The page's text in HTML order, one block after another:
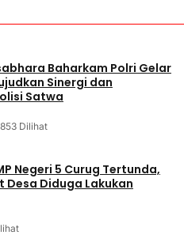
Baharkam Polri Gelar
Sinergi dan
Satwa
853 Dilihat
Negeri 5 Curug Tertunda,
Desa Diduga Lakukan